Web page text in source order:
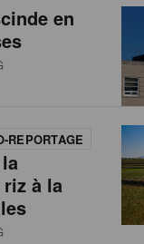
en
REPORTAGE
à la